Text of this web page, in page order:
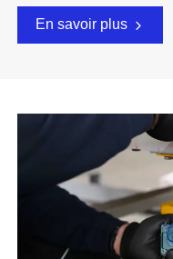
En savoir plus